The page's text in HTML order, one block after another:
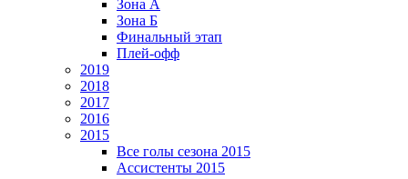
Зона А
Зона Б
Финальный этап
Плей-офф
2019
2018
2017
2016
2015
Все голы сезона 2015
Ассистенты 2015